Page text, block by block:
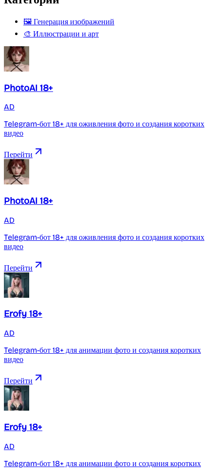
🖼️ Генерация изображений
🎨 Иллюстрации и арт
PhotoAI 18+
AD
Telegram-бот 18+ для оживления фото и создания коротких
видео
Перейти
PhotoAI 18+
AD
Telegram-бот 18+ для оживления фото и создания коротких
видео
Перейти
Erofy 18+
AD
Telegram-бот 18+ для анимации фото и создания коротких
видео
Перейти
Erofy 18+
AD
Telegram-бот 18+ для анимации фото и создания коротких